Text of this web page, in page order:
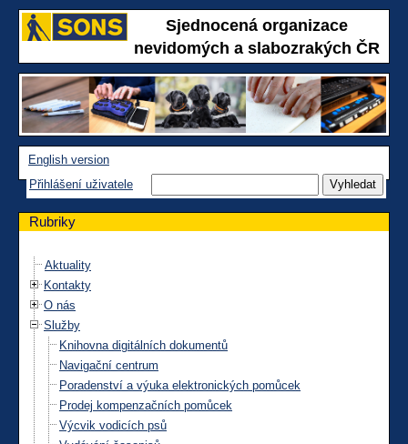
Sjednocená organizace
nevidomých a slabozrakých ČR
English version
Přihlášení uživatele
Rubriky
Aktuality
Kontakty
O nás
Služby
Knihovna digitálních dokumentů
Navigační centrum
Poradenství a výuka elektronických pomůcek
Prodej kompenzačních pomůcek
Výcvik vodicích psů